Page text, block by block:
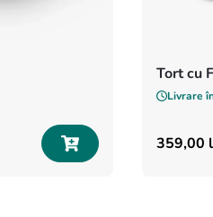
Tort cu
Livrare
359,00